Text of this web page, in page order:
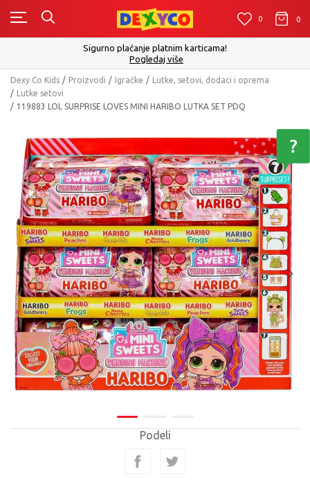
0 0
Click&Collect - Platite karticom Online i preuzmite u
izboru
Dexy Co Kids Proizvodi Igračke
Lutke, setovi, dodaci i oprema
Lutke setovi
119883 LOL SURPRISE LOVES MINI HARIBO LUTKA SET PDQ
Podeli